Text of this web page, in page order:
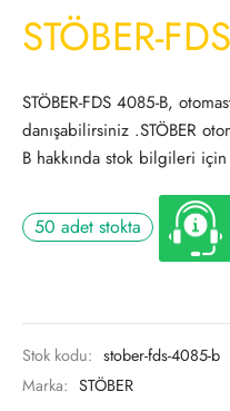
STÖBER-
STÖBER-FDS 4085-B,
danışabilirsiniz .STÖBER
B hakkında stok bilgileri
50 adet stokta
Stok kodu: stober-fds-4085-b
Marka: STÖBER